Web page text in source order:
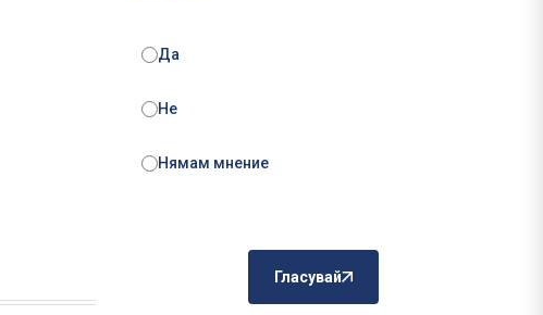
Да
Не
Нямам мнение
Гласувай